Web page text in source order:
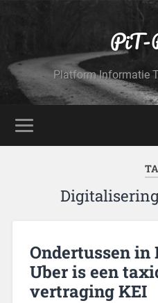
PiT-
Platform Informatie
Ondertussen in
Uber is een
vertraging KEI